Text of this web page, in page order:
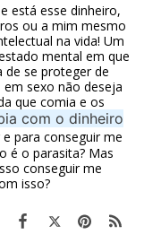
está esse dinheiro,
ou a mim mesmo
na vida! Um
mental em que
se proteger de
sexo não deseja
que comia e os
com o dinheiro
para conseguir me
é o parasita? Mas
conseguir me
isso?